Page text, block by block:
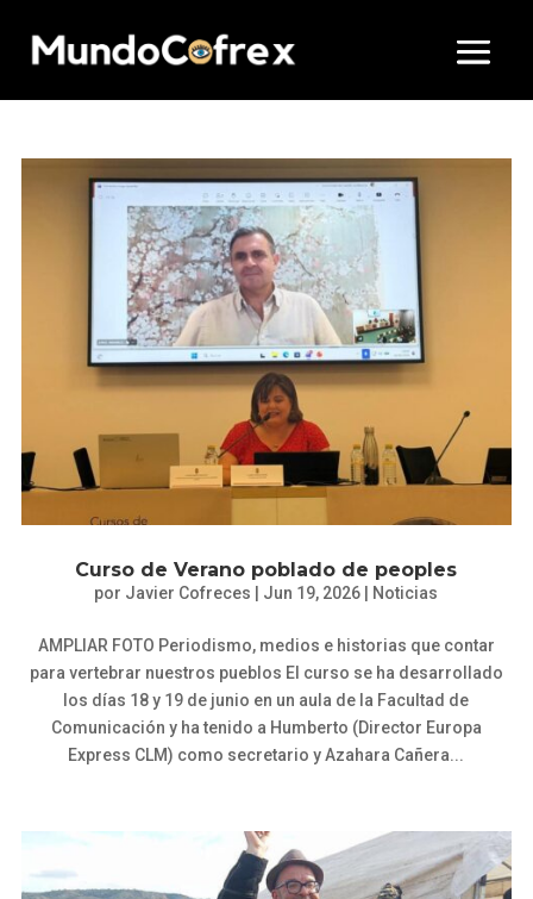
Curso de Verano poblado de peoples
por Javier Cofreces Jun 19, 2026 Noticias
AMPLIAR FOTO Periodismo, medios e historias que contar
para vertebrar nuestros pueblos El curso se ha desarrollado
los días 18 y 19 de junio en un aula de la Facultad de
Comunicación y ha tenido a Humberto (Director Europa
Express CLM) como secretario y Azahara Cañera...